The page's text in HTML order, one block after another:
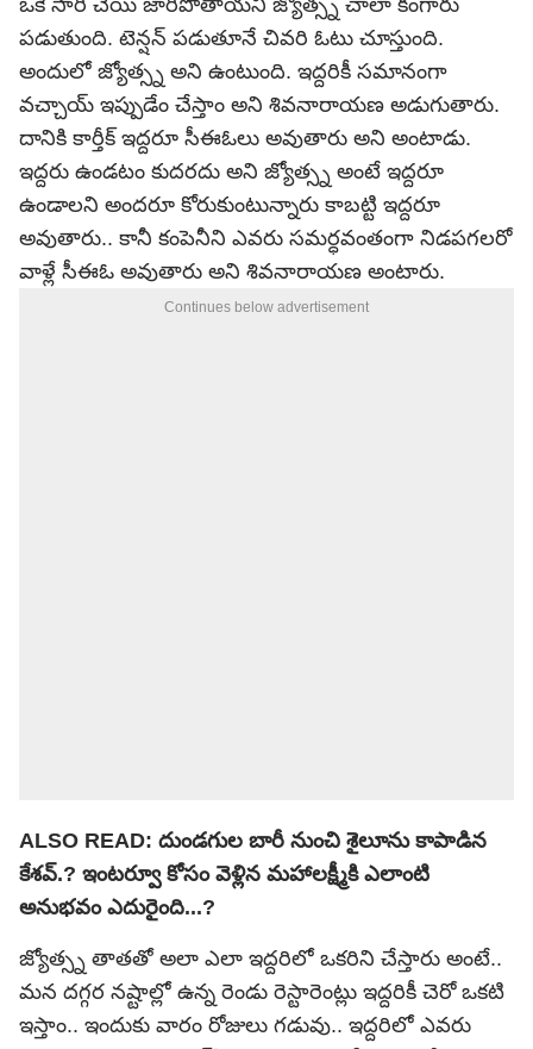
ఒకే సారి చేయి జారిపోతాయని జ్యోత్స్న చాలా కంగారు
పడుతుంది. టెన్షన్ పడుతూనే చివరి ఓటు చూస్తుంది.
అందులో జ్యోత్స్న అని ఉంటుంది. ఇద్దరికీ సమానంగా
వచ్చాయ్ ఇప్పుడేం చేస్తాం అని శివనారాయణ అడుగుతారు.
దానికి కార్తీక్ ఇద్దరూ సీఈఓలు అవుతారు అని అంటాడు.
ఇద్దరు ఉండటం కుదరదు అని జ్యోత్స్న అంటే ఇద్దరూ
ఉండాలని అందరూ కోరుకుంటున్నారు కాబట్టి ఇద్దరూ
అవుతారు.. కానీ కంపెనీని ఎవరు సమర్ధవంతంగా నిడపగలరో
వాళ్లే సీఈఓ అవుతారు అని శివనారాయణ అంటారు.
Continues below advertisement
ALSO READ: దుండగుల బారీ నుంచి శైలూను కాపాడిన
కేశవ్‌.? ఇంటర్వూ కోసం వెళ్లిన మహాలక్ష్మీకి ఎలాంటి
అనుభవం ఎదురైంది...?
జ్యోత్స్న తాతతో అలా ఎలా ఇద్దరిలో ఒకరిని చేస్తారు అంటే..
మన దగ్గర నష్టాల్లో ఉన్న రెండు రెస్టారెంట్లు ఇద్దరికీ చెరో ఒకటి
ఇస్తాం.. ఇందుకు వారం రోజులు గడువు.. ఇద్దరిలో ఎవరు